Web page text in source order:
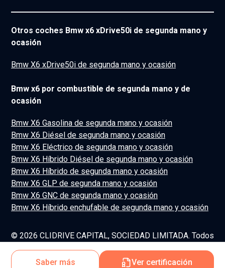
Saber más Ver certificación
Otros coches Bmw x6 xDrive50i de segunda mano y
ocasión
Bmw X6 xDrive50i de segunda mano y ocasión
Bmw x6 por combustible de segunda mano y de
ocasión
Bmw X6 Gasolina de segunda mano y ocasión
Bmw X6 Diésel de segunda mano y ocasión
Bmw X6 Eléctrico de segunda mano y ocasión
Bmw X6 Híbrido Diésel de segunda mano y ocasión
Bmw X6 Híbrido de segunda mano y ocasión
Bmw X6 GLP de segunda mano y ocasión
Bmw X6 GNC de segunda mano y ocasión
Bmw X6 Híbrido enchufable de segunda mano y ocasión
© 2026 CLIDRIVE CAPITAL, SOCIEDAD LIMITADA. Todos
los derechos reservados.